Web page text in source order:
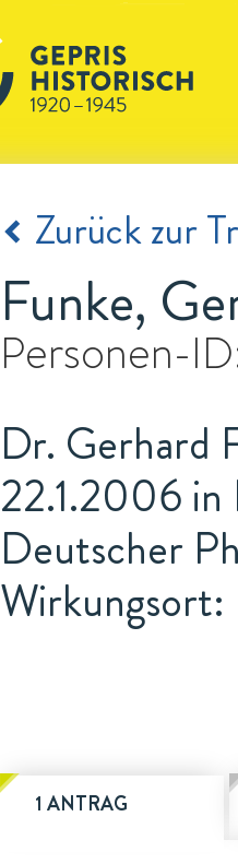
Zurück zur
Funke,
Personen-
Dr. Gerhard
22.1.2006 in
Deutscher
Wirkungsort:
1 ANTRAG